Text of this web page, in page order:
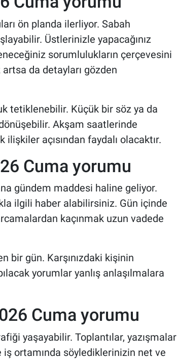
ön planda ilerliyor. Sabah
Üstlerinizle yapacağınız
sorumlulukların çerçevesini
da detayları gözden
tetiklenebilir. Küçük bir söz ya da
Akşam saatlerinde
açısından faydalı olacaktır.
Cuma yorumu
gündem maddesi haline geliyor.
ilgili haber alabilirsiniz. Gün içinde
kaçınmak uzun vadede
bir gün. Karşınızdaki kişinin
yorumlar yanlış anlaşılmalara
Cuma yorumu
yaşayabilir. Toplantılar, yazışmalar
ortamında söylediklerinizin net ve